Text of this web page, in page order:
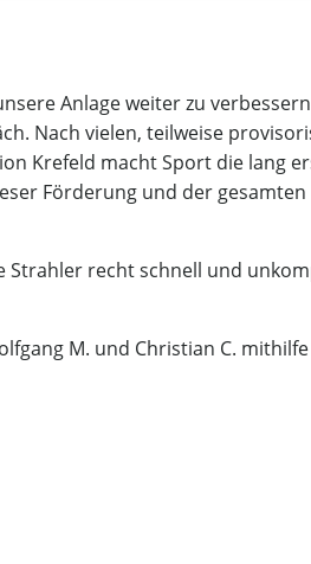
Anlage weiter zu
Nach vielen, teilweise
Krefeld macht Sport die lang
Förderung und der
Strahler recht schnell und
M. und Christian C.